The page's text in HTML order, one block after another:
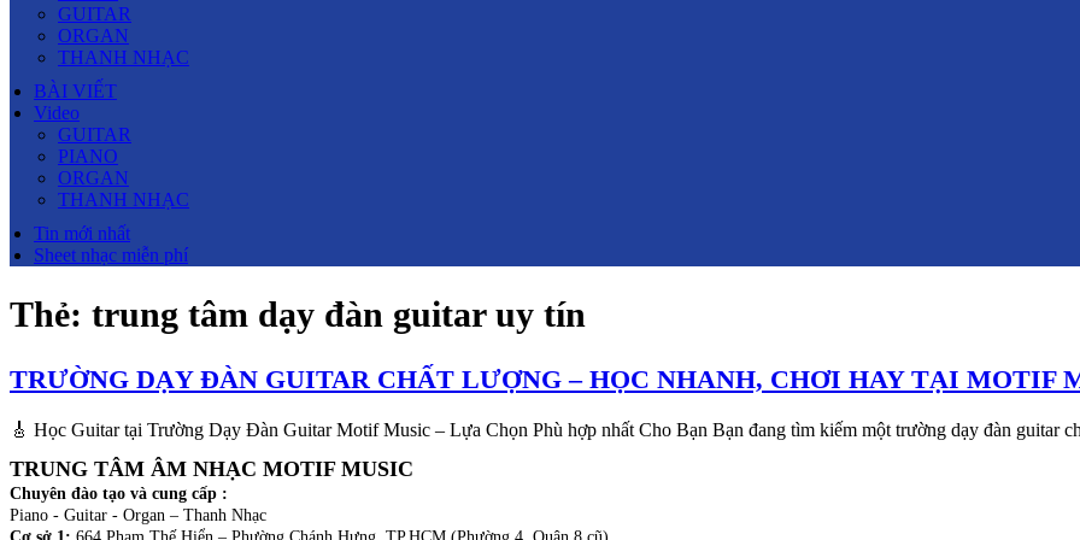
GUITAR
ORGAN
THANH NHẠC
BÀI VIẾT
Video
GUITAR
PIANO
ORGAN
THANH NHẠC
Tin mới nhất
Sheet nhạc miễn phí
Thẻ: trung tâm dạy đàn guitar uy tín
TRƯỜNG DẠY ĐÀN GUITAR CHẤT LƯỢNG – HỌC NHANH, CHƠI HAY TẠI MOTIF
🎸 Học Guitar tại Trường Dạy Đàn Guitar Motif Music – Lựa Chọn Phù hợp nhất Cho Bạn Bạn đang tìm kiếm một trường dạy đàn guitar
TRUNG TÂM ÂM NHẠC MOTIF MUSIC
Chuyên đào tạo và cung cấp :
Piano - Guitar - Organ – Thanh Nhạc